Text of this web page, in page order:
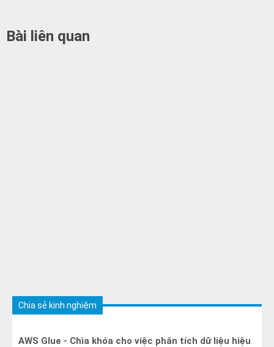
Bài liên quan
Chia sẻ kinh nghiệm
AWS Glue - Chìa khóa cho việc phân tích dữ liệu hiệu